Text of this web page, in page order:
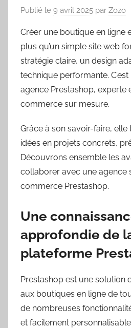
Publié le 9 avril 2025 par Zozo
Créer une boutique en ligne
plus qu’un simple site web
stratégie claire, un design
technique performante. C’est
agence Prestashop, experte
commerce sur mesure.
Grâce à son savoir-faire,
idées en projets concrets,
Découvrons ensemble les
collaborer avec une agence
commerce Prestashop.
Une
approfondie de
plateforme
Prestashop est une solution
aux boutiques en ligne de
de nombreuses
et facilement